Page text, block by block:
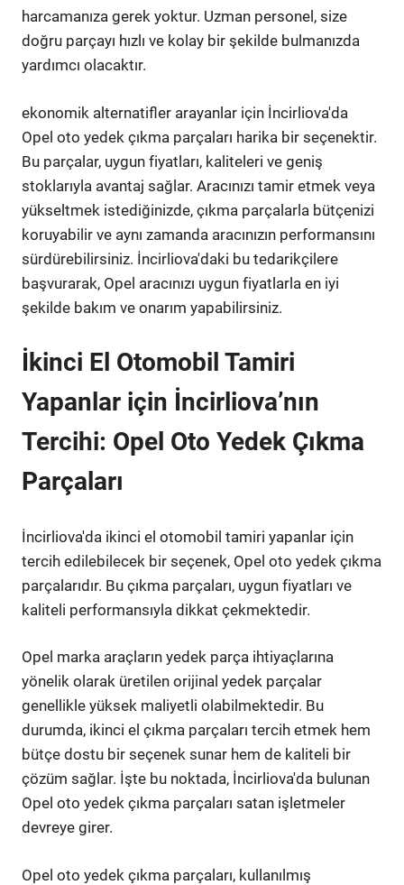
harcamanıza gerek yoktur. Uzman personel, size
doğru parçayı hızlı ve kolay bir şekilde bulmanızda
yardımcı olacaktır.
ekonomik alternatifler arayanlar için İncirliova'da
Opel oto yedek çıkma parçaları harika bir seçenektir.
Bu parçalar, uygun fiyatları, kaliteleri ve geniş
stoklarıyla avantaj sağlar. Aracınızı tamir etmek veya
yükseltmek istediğinizde, çıkma parçalarla bütçenizi
koruyabilir ve aynı zamanda aracınızın performansını
sürdürebilirsiniz. İncirliova'daki bu tedarikçilere
başvurarak, Opel aracınızı uygun fiyatlarla en iyi
şekilde bakım ve onarım yapabilirsiniz.
İkinci El Otomobil Tamiri
Yapanlar için İncirliova’nın
Tercihi: Opel Oto Yedek Çıkma
Parçaları
İncirliova'da ikinci el otomobil tamiri yapanlar için
tercih edilebilecek bir seçenek, Opel oto yedek çıkma
parçalarıdır. Bu çıkma parçaları, uygun fiyatları ve
kaliteli performansıyla dikkat çekmektedir.
Opel marka araçların yedek parça ihtiyaçlarına
yönelik olarak üretilen orijinal yedek parçalar
genellikle yüksek maliyetli olabilmektedir. Bu
durumda, ikinci el çıkma parçaları tercih etmek hem
bütçe dostu bir seçenek sunar hem de kaliteli bir
çözüm sağlar. İşte bu noktada, İncirliova'da bulunan
Opel oto yedek çıkma parçaları satan işletmeler
devreye girer.
Opel oto yedek çıkma parçaları, kullanılmış